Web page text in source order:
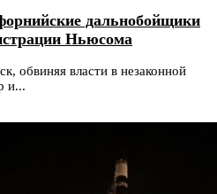
дальнобойщики
Ньюсома
обвиняя власти в незаконной
и...